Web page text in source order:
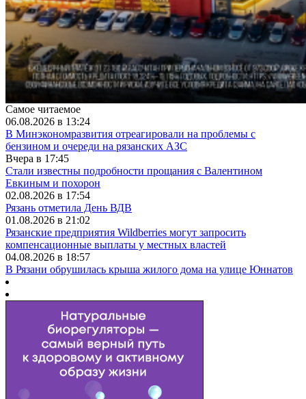
Самое читаемое
06.08.2026 в 13:24
В Минэкономразвития отреагировали на проблемы с
бензином и очереди на рязанских АЗС
Вчера в 17:45
Стали известны подробности прощания с Валентином
Евкиным и похорон
02.08.2026 в 17:54
Рязань отметила День ВДВ
01.08.2026 в 21:02
Рязанские предприятия Wildberries могут запросить
компенсационные выплаты у местных властей
04.08.2026 в 18:57
В Рязани обрушилась крыша жилого дома на улице Юннатов